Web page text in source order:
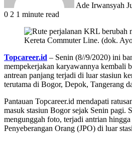
Ade Irwansyah
0 2 1 minute read
Kereta Commuter Line. (dok.
Topcareer.id – Senin (8//9/2020) ini
mempekerjakan karyawannya kembali
antrean panjang terjadi di luar stasiun
terutama di Bogor, Depok, Tangerang
Pantauan Topcareer.id mendapati
masuk stasiun Bogor sejak Senin pagi.
mengunggah foto, terjadi antrian
Penyeberangan Orang (JPO) di luar